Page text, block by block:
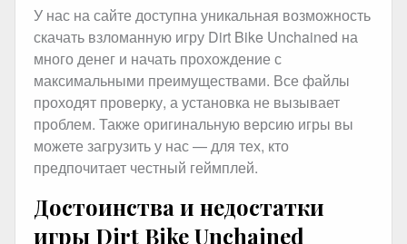
У нас на сайте доступна уникальная возможность
скачать взломанную игру Dirt Bike Unchained на
много денег и начать прохождение с
максимальными преимуществами. Все файлы
проходят проверку, а установка не вызывает
проблем. Также оригинальную версию игры вы
можете загрузить у нас — для тех, кто
предпочитает честный геймплей.
Достоинства и недостатки
игры Dirt Bike Unchained